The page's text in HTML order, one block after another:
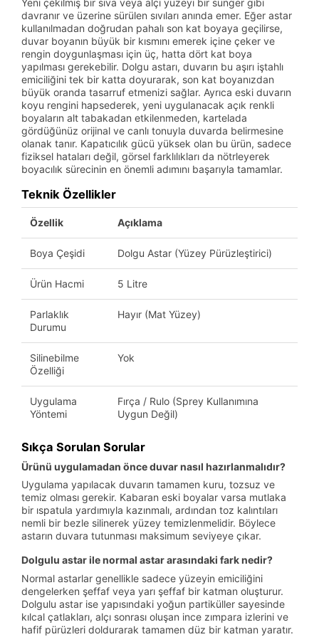
Yeni çekilmiş bir sıva veya alçı yüzeyi bir sünger gibi
davranır ve üzerine sürülen sıvıları anında emer. Eğer astar
kullanılmadan doğrudan pahalı son kat boyaya geçilirse,
duvar boyanın büyük bir kısmını emerek içine çeker ve
rengin doygunlaşması için üç, hatta dört kat boya
yapılması gerekebilir. Dolgu astarı, duvarın bu aşırı iştahlı
emiciliğini tek bir katta doyurarak, son kat boyanızdan
büyük oranda tasarruf etmenizi sağlar. Ayrıca eski duvarın
koyu rengini hapsederek, yeni uygulanacak açık renkli
boyaların alt tabakadan etkilenmeden, kartelada
gördüğünüz orijinal ve canlı tonuyla duvarda belirmesine
olanak tanır. Kapatıcılık gücü yüksek olan bu ürün, sadece
fiziksel hataları değil, görsel farklılıkları da nötrleyerek
boyacılık sürecinin en önemli adımını başarıyla tamamlar.
Teknik Özellikler
Özellik Açıklama
Boya Çeşidi Dolgu Astar (Yüzey Pürüzleştirici)
Ürün Hacmi 5 Litre
Parlaklık
Durumu
Hayır (Mat Yüzey)
Silinebilme
Özelliği
Yok
Uygulama
Yöntemi
Fırça / Rulo (Sprey Kullanımına
Uygun Değil)
Sıkça Sorulan Sorular
Ürünü uygulamadan önce duvar nasıl hazırlanmalıdır?
Uygulama yapılacak duvarın tamamen kuru, tozsuz ve
temiz olması gerekir. Kabaran eski boyalar varsa mutlaka
bir ıspatula yardımıyla kazınmalı, ardından toz kalıntıları
nemli bir bezle silinerek yüzey temizlenmelidir. Böylece
astarın duvara tutunması maksimum seviyeye çıkar.
Dolgulu astar ile normal astar arasındaki fark nedir?
Normal astarlar genellikle sadece yüzeyin emiciliğini
dengelerken şeffaf veya yarı şeffaf bir katman oluşturur.
Dolgulu astar ise yapısındaki yoğun partiküller sayesinde
kılcal çatlakları, alçı sonrası oluşan ince zımpara izlerini ve
hafif pürüzleri doldurarak tamamen düz bir katman yaratır.